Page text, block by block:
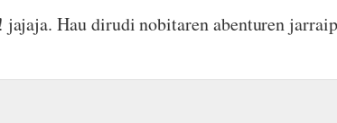
jajaja. Hau dirudi nobitaren abenturen